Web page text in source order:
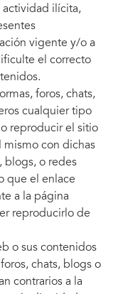
actividad ilícita,
vigente y/o a
el correcto
foros, chats,
cualquier tipo
reproducir el sitio
con dichas
blogs, o redes
que el enlace
a la página
reproducirlo de
o sus contenidos
chats, blogs o
contrarios a la